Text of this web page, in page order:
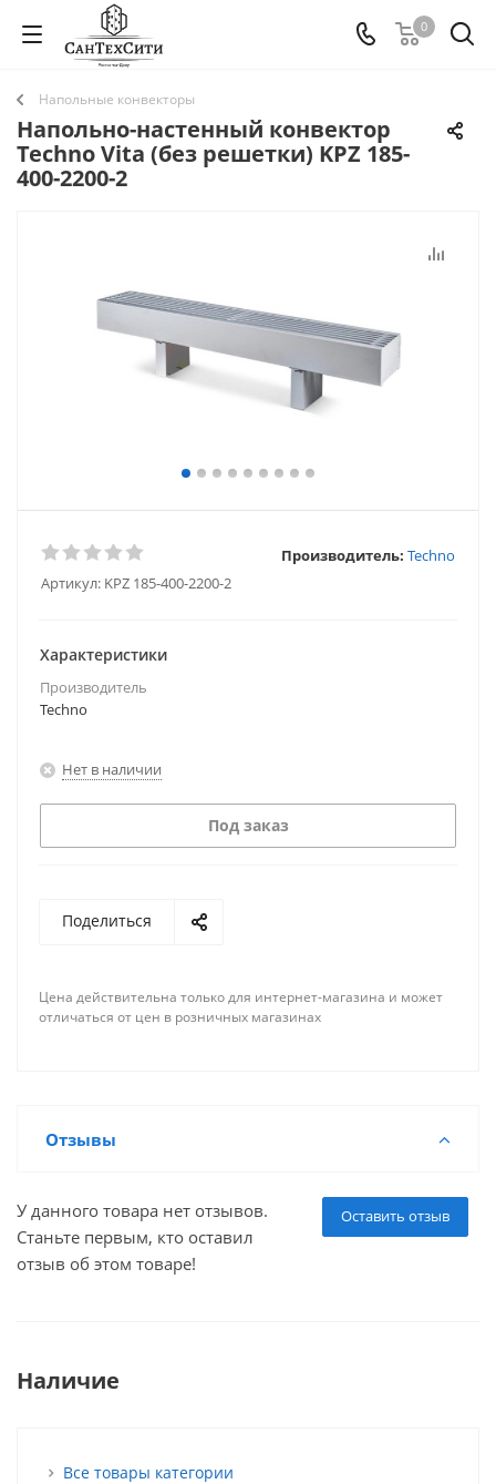
0
Напольные конвекторы
Напольно-настенный конвектор
Techno Vita (без решетки) KPZ 185-
400-2200-2
Артикул: KPZ 185-400-2200-2
Производитель: Techno
Характеристики
Производитель
Techno
Нет в наличии
Под заказ
Поделиться
Цена действительна только для интернет-магазина и может
отличаться от цен в розничных магазинах
Отзывы
Оставить отзыв
У данного товара нет отзывов.
Станьте первым, кто оставил
отзыв об этом товаре!
Наличие
Все товары категории